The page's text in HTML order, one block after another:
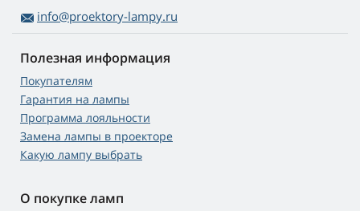
info@proektory-lampy.ru
Полезная информация
Покупателям
Гарантия на лампы
Программа лояльности
Замена лампы в проекторе
Какую лампу выбрать
О покупке ламп